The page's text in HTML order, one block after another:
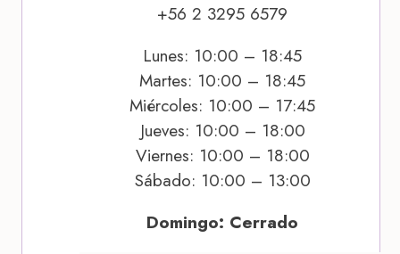
+56 2 3295 6579
Lunes: 10:00 – 18:45
Martes: 10:00 – 18:45
Miércoles: 10:00 – 17:45
Jueves: 10:00 – 18:00
Viernes: 10:00 – 18:00
Sábado: 10:00 – 13:00
Domingo: Cerrado